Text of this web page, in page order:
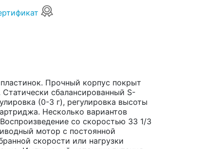
Прочный корпус покрыт
сбалансированный S-
(0-3 г), регулировка высоты
Несколько вариантов
со скоростью 33 1/3
мотор с постоянной
скорости или нагрузки